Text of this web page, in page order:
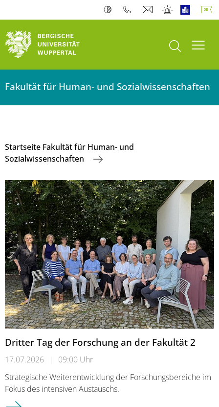
Suche öffnen
Fakultät für Human- und Sozialwissenschaften
Startseite Fakultät für Human- und
Sozialwissenschaften
Dritter Tag der Forschung an der Fakultät 2
17.07.2026 |
09:00 Uhr
Strategische Weiterentwicklung der Forschungsbereiche im
Fokus des intensiven Austauschs.
Dritter Tag der Forschung an der Fakultät 2